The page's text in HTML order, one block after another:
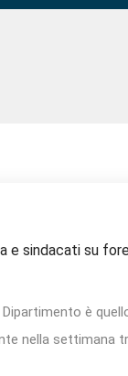
e sindacati su
Dipartimento è
nella settimana